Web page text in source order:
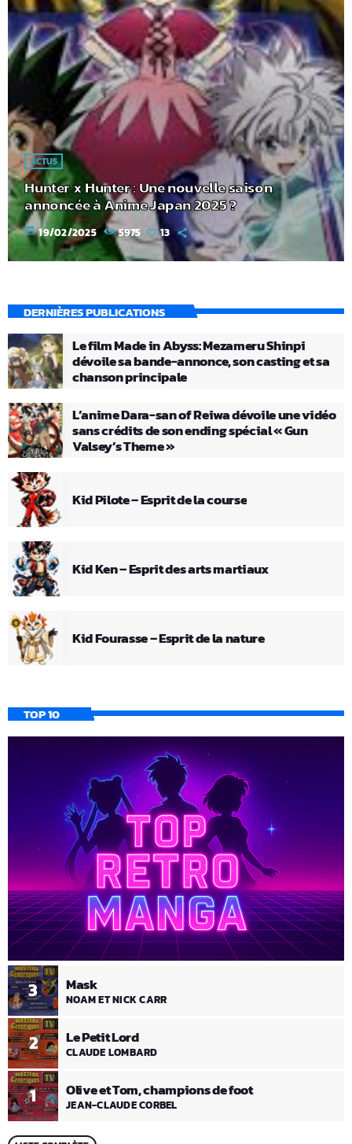
ACTUS
Hunter x Hunter : Une nouvelle saison
annoncée à Anime Japan 2025 ?
today 19/02/2025 5975 13
DERNIÈRES PUBLICATIONS
Le film Made in Abyss: Mezameru Shinpi
dévoile sa bande-annonce, son casting et sa
chanson principale
L’anime Dara-san of Reiwa dévoile une vidéo
sans crédits de son ending spécial « Gun
Valsey’s Theme »
Kid Pilote – Esprit de la course
Kid Ken – Esprit des arts martiaux
Kid Fourasse – Esprit de la nature
TOP 10
1 Olive et Tom, champions de foot
JEAN-CLAUDE CORBEL
2 Le Petit Lord
CLAUDE LOMBARD
3 Mask
NOAM ET NICK CARR